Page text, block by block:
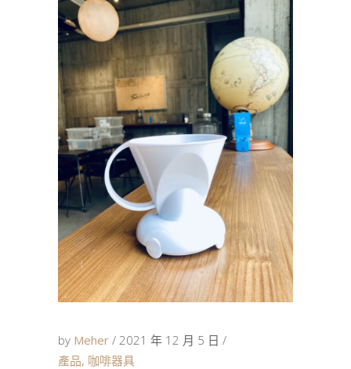
by Meher
2021 年 12 月 5 日
產品, 咖啡器具